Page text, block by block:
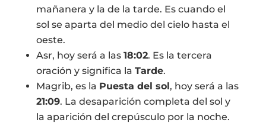
mañanera y la de la tarde. Es cuando el
sol se aparta del medio del cielo hasta el
oeste.
Asr, hoy será a las 18:02. Es la tercera
oración y significa la Tarde.
Magrib, es la Puesta del sol, hoy será a las
21:09. La desaparición completa del sol y
la aparición del crepúsculo por la noche.